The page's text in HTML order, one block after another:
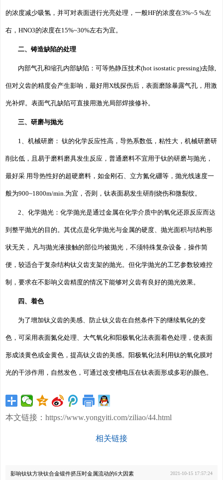
的浓度减少吸氢，并可对表面进行光亮处理，一般HF的浓度在3%~5 %左
右，HNO3的浓度在15%~30%左右为宜。
二、铸造缺陷的处理
内部气孔和缩孔内部缺陷：可等热静压技术(hot isostatic pressing)去除,
但对义齿的精度会产生影响，最好用X线探伤后，表面磨除暴露气孔，用激
光补焊。表面气孔缺陷可直接用激光局部焊接修补。
三、研磨与抛光
1、机械研磨： 钛的化学反应性高，导热系数低，粘性大，机械研磨研
削比低，且易于磨料磨具发生反应，普通磨料不宜用于钛的研磨与抛光，
最好采 用导热性好的超硬磨料，如金刚石、立方氮化硼等，抛光线速度一
般为900~1800m/min.为宜，否则，钛表面易发生研削烧伤和微裂纹。
2、化学抛光：化学抛光是通过金属在化学介质中的氧化还原反应而达
到整平抛光的目的。其优点是化学抛光与金属的硬度、抛光面积与结构形
状无关， 凡与抛光液接触的部位均被抛光，不须特殊复杂设备，操作简
便，较适合于复杂结构钛义齿支架的抛光。但化学抛光的工艺参数较难控
制，要求在不影响义齿精度的情况下能够对义齿有良好的抛光效果。
四、着色
为了增加钛义齿的美感、防止钛义齿在自然条件下的继续氧化的变
色，可采用表面氮化处理、大气氧化和阳极氧化法表面着色处理，使表面
形成淡黄色或金黄色，提高钛义齿的美感。阳极氧化法利用钛的氧化膜对
光的干涉作用，自然发色，可通过改变槽电压在钛表面形成多彩的颜色。
本文链接： https://www.yongyiti.com/ziliao/44.html
相关链接
2021-10-15 17:57:24
影响钛钛方块钛合金锻件挤压时金属流动的6大因素